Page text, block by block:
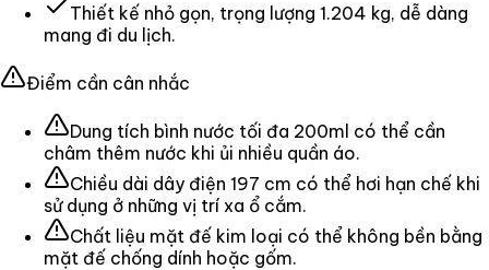
Thiết kế nhỏ gọn, trọng lượng 1.204 kg, dễ dàng
mang đi du lịch.
Điểm cần cân nhắc
Dung tích bình nước tối đa 200ml có thể cần
châm thêm nước khi ủi nhiều quần áo.
Chiều dài dây điện 197 cm có thể hơi hạn chế khi
sử dụng ở những vị trí xa ổ cắm.
Chất liệu mặt đế kim loại có thể không bền bằng
mặt đế chống dính hoặc gốm.